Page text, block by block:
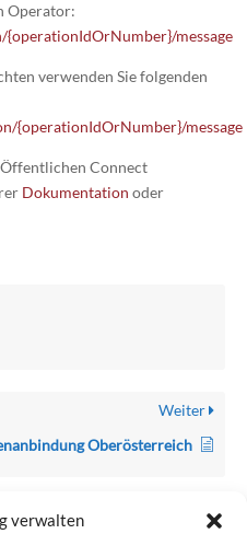
verwalten
Operator:
message
verwenden Sie folgenden
{operationIdOrNumber}/message
Connect
Dokumentation oder
Weiter
Oberösterreich